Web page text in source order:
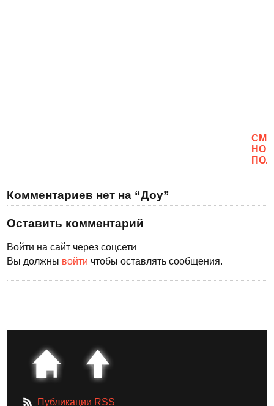
Комментариев нет на “Доу”
Оставить комментарий
Войти на сайт через соцсети
Вы должны войти чтобы оставлять сообщения.
Публикации RSS